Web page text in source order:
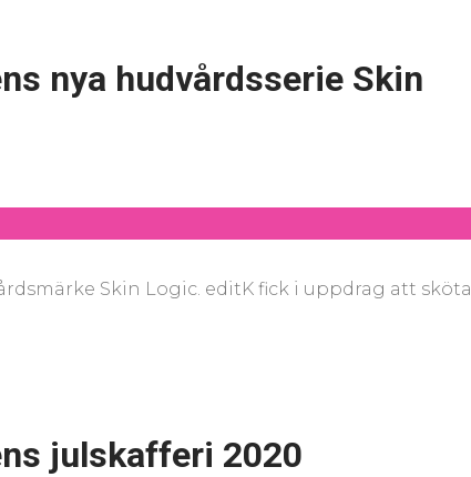
nya hudvårdsserie Skin
Skin Logic. editK fick i uppdrag att sköta
julskafferi 2020